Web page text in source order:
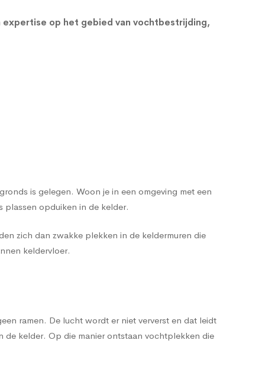
op het gebied van vochtbestrijding,
is gelegen. Woon je in een omgeving met een
opduiken in de kelder.
zich dan zwakke plekken in de keldermuren die
keldervloer.
ramen. De lucht wordt er niet ververst en dat leidt
kelder. Op die manier ontstaan vochtplekken die